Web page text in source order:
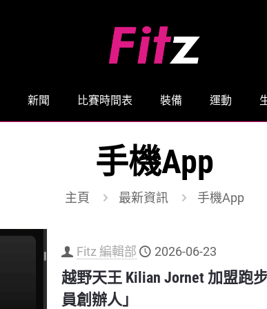
新聞 比賽時間表 裝備 運動
手機App
主頁 最新資訊 手機App
Fitz 編輯部 2026-06-23
越野天王 Kilian Jornet 加盟跑
員創辦人」